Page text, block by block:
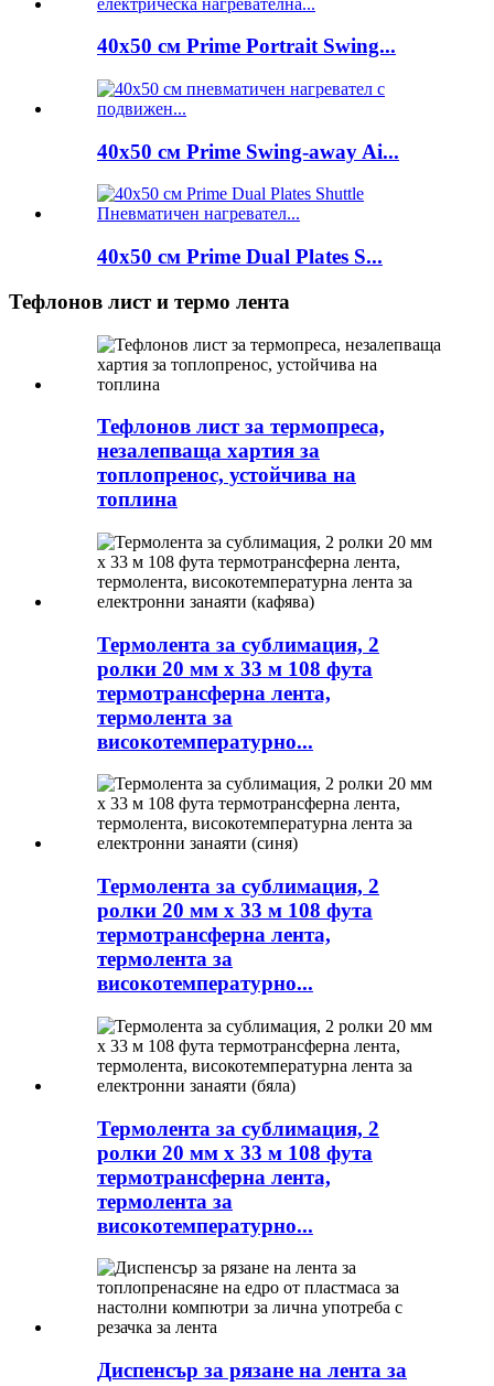
40x50 см Prime Portrait Swing...
40x50 см Prime Swing-away Ai...
40x50 см Prime Dual Plates S...
Тефлонов лист и термо лента
Тефлонов лист за термопреса,
незалепваща хартия за
топлопренос, устойчива на
топлина
Термолента за сублимация, 2
ролки 20 мм x 33 м 108 фута
термотрансферна лента,
термолента за
високотемпературно...
Термолента за сублимация, 2
ролки 20 мм x 33 м 108 фута
термотрансферна лента,
термолента за
високотемпературно...
Термолента за сублимация, 2
ролки 20 мм x 33 м 108 фута
термотрансферна лента,
термолента за
високотемпературно...
Диспенсър за рязане на лента за